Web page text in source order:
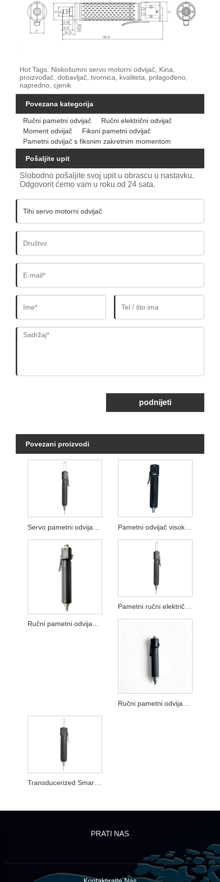
Hot Tags: Niskošumni servo motorni odvijač, Kina,
proizvođač, dobavljač, tvornica, kvaliteta, prilagođeno,
napredno, cjenik
Povezana kategorija
Ručni pametni odvijač
Ručni električni odvijač
Moment odvijač
Fiksni pametni odvijač
Pametni odvijač s fiksnim zakretnim momentom
Pošaljite upit
Slobodno pošaljite svoj upit u obrascu u nastavku.
Odgovorit ćemo vam u roku od 24 sata.
podnijeti
Povezani proizvodi
Pametni odvijač visoke preciznosti
Ručni pametni odvijač s detekcijom nagiba i pritiska
Pametni ručni električni odvijač
Transducerized Smart Screwdriver
PRATI NAS